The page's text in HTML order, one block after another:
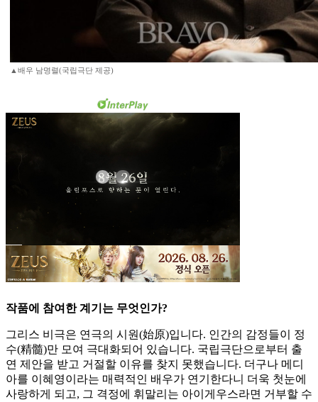
▲배우 남명렬(국립극단 제공)
작품에 참여한 계기는 무엇인가?
그리스 비극은 연극의 시원(始原)입니다. 인간의 감정들이 정
수(精髓)만 모여 극대화되어 있습니다. 국립극단으로부터 출
연 제안을 받고 거절할 이유를 찾지 못했습니다. 더구나 메디
아를 이혜영이라는 매력적인 배우가 연기한다니 더욱 첫눈에
사랑하게 되고, 그 격정에 휘말리는 아이게우스라면 거부할 수